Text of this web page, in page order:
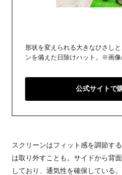
形状を変えられる大きなひさし
ンを備えた日除けハット。※画
公式サイトで
スクリーンはフィット感を調節す
は取り外すことも。サイドから背
しており、通気性を確保している。